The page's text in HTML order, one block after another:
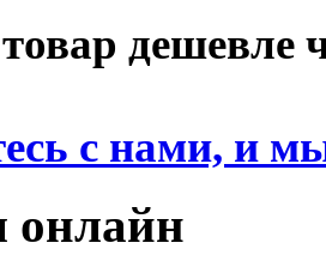
дешевле
с нами, и
онлайн